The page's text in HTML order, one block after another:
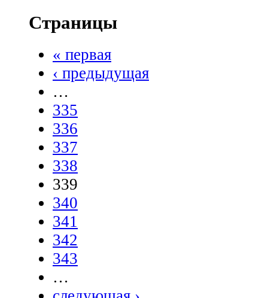
Страницы
« первая
‹ предыдущая
…
335
336
337
338
339
340
341
342
343
…